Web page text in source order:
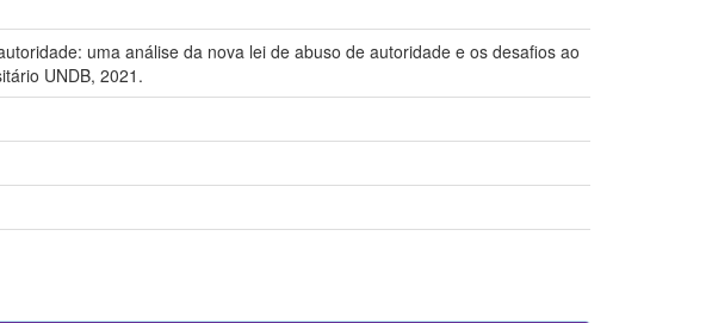
uma análise da nova lei de abuso de autoridade e os desafios ao
UNDB, 2021.